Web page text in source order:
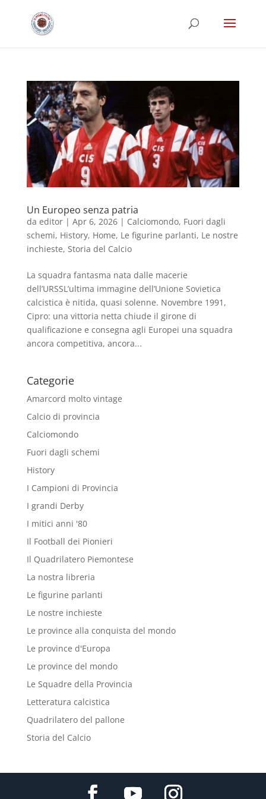
Un Europeo senza patria
da editor| Apr 6, 2026| Calciomondo, Fuori dagli
schemi, History, Home, Le figurine parlanti, Le nostre
inchieste, Storia del Calcio
La squadra fantasma nata dalle macerie
dell’URSSL’ultima immagine dell’Unione Sovietica
calcistica è nitida, quasi solenne. Novembre 1991,
Cipro: una vittoria netta chiude il girone di
qualificazione e consegna agli Europei una squadra
ancora competitiva, ancora...
Categorie
Amarcord molto vintage
Calcio di provincia
Calciomondo
Fuori dagli schemi
History
I Campioni di Provincia
I grandi Derby
I mitici anni '80
Il Football dei Pionieri
Il Quadrilatero Piemontese
La nostra libreria
Le figurine parlanti
Le nostre inchieste
Le province alla conquista del mondo
Le province d'Europa
Le province del mondo
Le Squadre della Provincia
Letteratura calcistica
Quadrilatero del pallone
Storia del Calcio